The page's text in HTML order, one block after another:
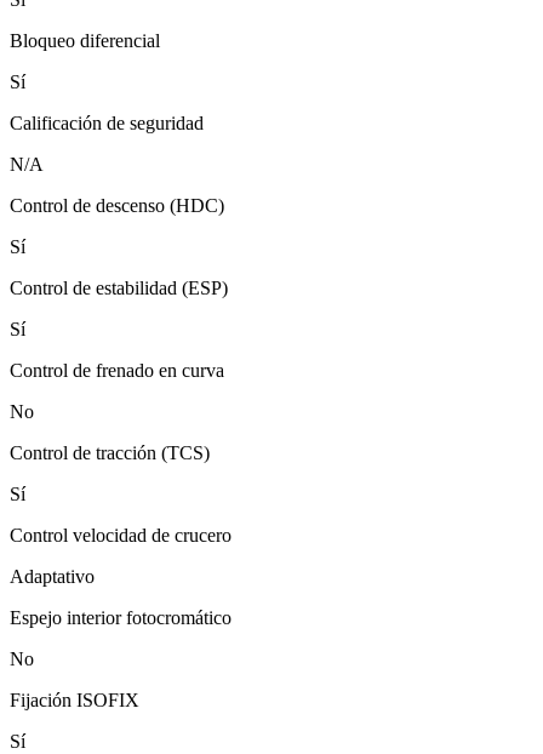
Bloqueo diferencial
Sí
Calificación de seguridad
N/A
Control de descenso (HDC)
Sí
Control de estabilidad (ESP)
Sí
Control de frenado en curva
No
Control de tracción (TCS)
Sí
Control velocidad de crucero
Adaptativo
Espejo interior fotocromático
No
Fijación ISOFIX
Sí